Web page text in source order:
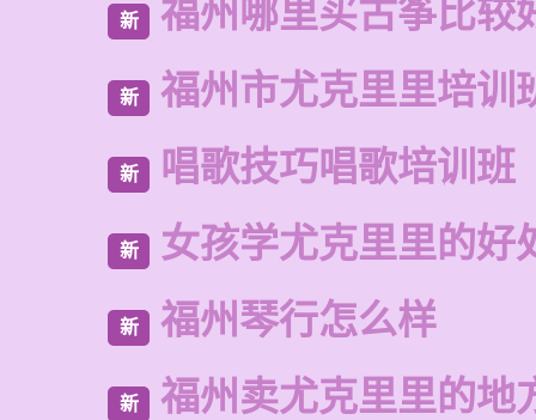
新 福州哪里买古筝比较
新 福州市尤克里里培训
新 唱歌技巧唱歌培训班
新 女孩学尤克里里的好
新 福州琴行怎么样
新 福州卖尤克里里的地